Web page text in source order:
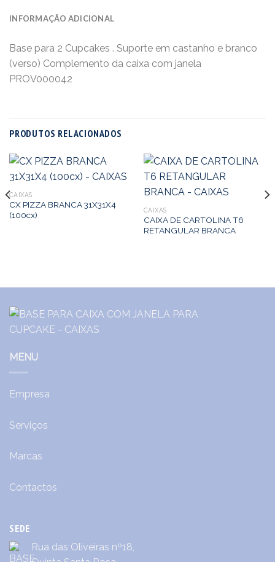
INFORMAÇÃO ADICIONAL
Base para 2 Cupcakes . Suporte em castanho e branco
(verso) Complemento da caixa com janela
PROV000042
PRODUTOS RELACIONADOS
CAIXAS
CX PIZZA BRANCA 31X31X4
(100cx)
CAIXAS
CAIXA DE CARTOLINA T6
RETANGULAR BRANCA
MENU
Empresa
Serviços
Marcas
Contactos
SEDE
Rua das Oliveiras nº18,